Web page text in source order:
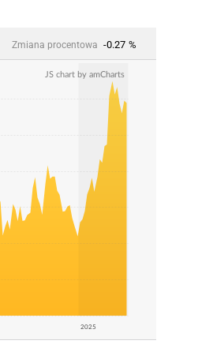
Zmiana procentowa -0.27 %
2025
JS chart by amCharts